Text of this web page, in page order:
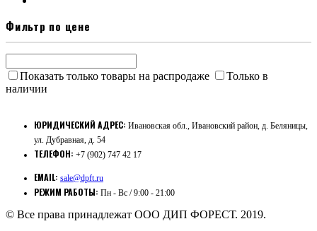
Фильтр по цене
Показать только товары на распродаже
Только в
наличии
ЮРИДИЧЕСКИЙ АДРЕС: Ивановская обл., Ивановский район, д. Беляницы,
ул. Дубравная, д. 54
ТЕЛЕФОН: +7 (902) 747 42 17
EMAIL: sale@dpft.ru
РЕЖИМ РАБОТЫ: Пн - Вс / 9:00 - 21:00
© Все права принадлежат ООО ДИП ФОРЕСТ. 2019.